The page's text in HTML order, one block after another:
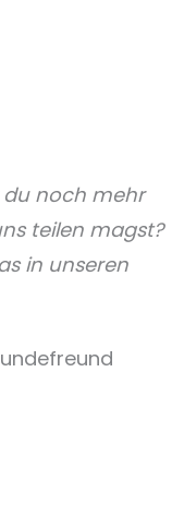
du noch mehr
teilen magst?
in unseren